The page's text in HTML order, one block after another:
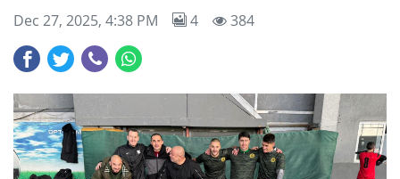
Dec 27, 2025, 4:38 PM 4 384